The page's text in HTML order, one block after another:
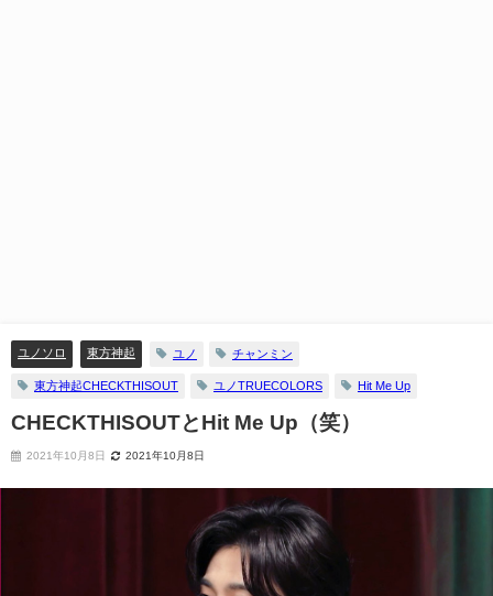
ユノソロ 東方神起 ユノ チャンミン
東方神起CHECKTHISOUT ユノTRUECOLORS Hit Me Up
CHECKTHISOUTとHit Me Up（笑）
2021年10月8日 2021年10月8日